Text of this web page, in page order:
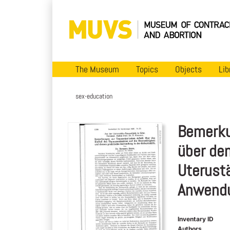
The Museum Topics Objects
sex-education
über
Inventary ID
Authors